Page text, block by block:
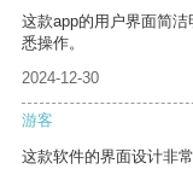
这款app的用户界面简
悉操作。
2024-12-30
游客
这款软件的界面设计非